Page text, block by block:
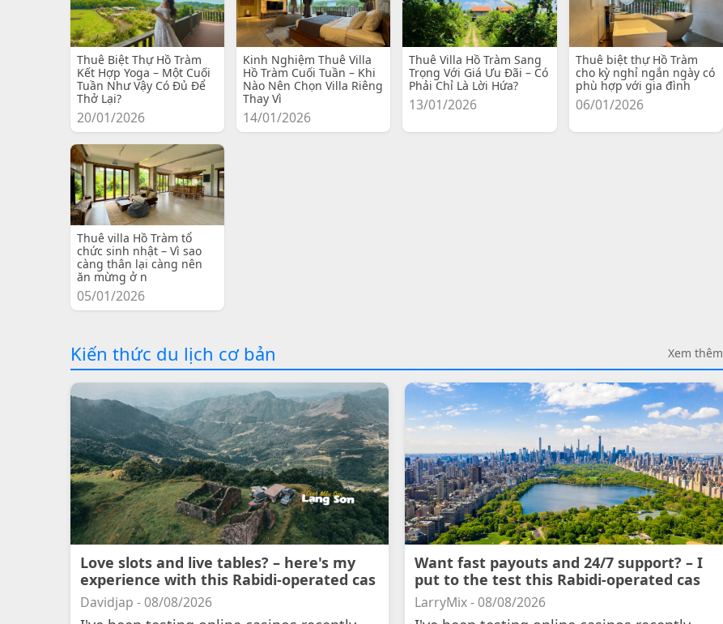
Thuê Biệt Thự Hồ Tràm
Kết Hợp Yoga – Một Cuối
Tuần Như Vậy Có Đủ Để
Thở Lại?
20/01/2026
Kinh Nghiệm Thuê Villa
Hồ Tràm Cuối Tuần – Khi
Nào Nên Chọn Villa Riêng
Thay Vì
14/01/2026
Thuê Villa Hồ Tràm Sang
Trọng Với Giá Ưu Đãi – Có
Phải Chỉ Là Lời Hứa?
13/01/2026
Thuê biệt thự Hồ Tràm
cho kỳ nghỉ ngắn ngày có
phù hợp với gia đình
06/01/2026
Thuê villa Hồ Tràm tổ
chức sinh nhật – Vì sao
càng thân lại càng nên
ăn mừng ở n
05/01/2026
Kiến thức du lịch cơ bản Xem thêm
Love slots and live tables? – here's my
experience with this Rabidi-operated cas
Davidjap - 08/08/2026
Want fast payouts and 24/7 support? – I
put to the test this Rabidi-operated cas
LarryMix - 08/08/2026